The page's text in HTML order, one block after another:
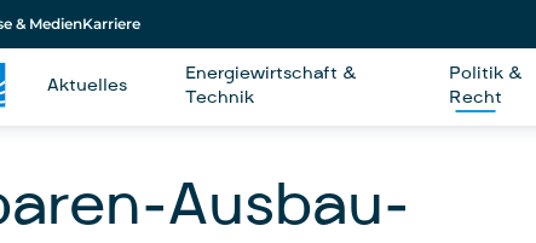
& MedienKarriere
Aktuelles
Energiewirtschaft &
Technik
Politik &
Recht
Ausbau-